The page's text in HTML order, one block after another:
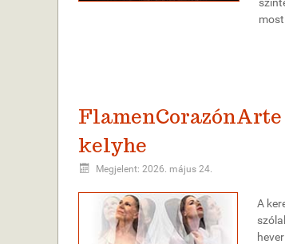
kelyhe
Megjelent: 2026. május 24.
A